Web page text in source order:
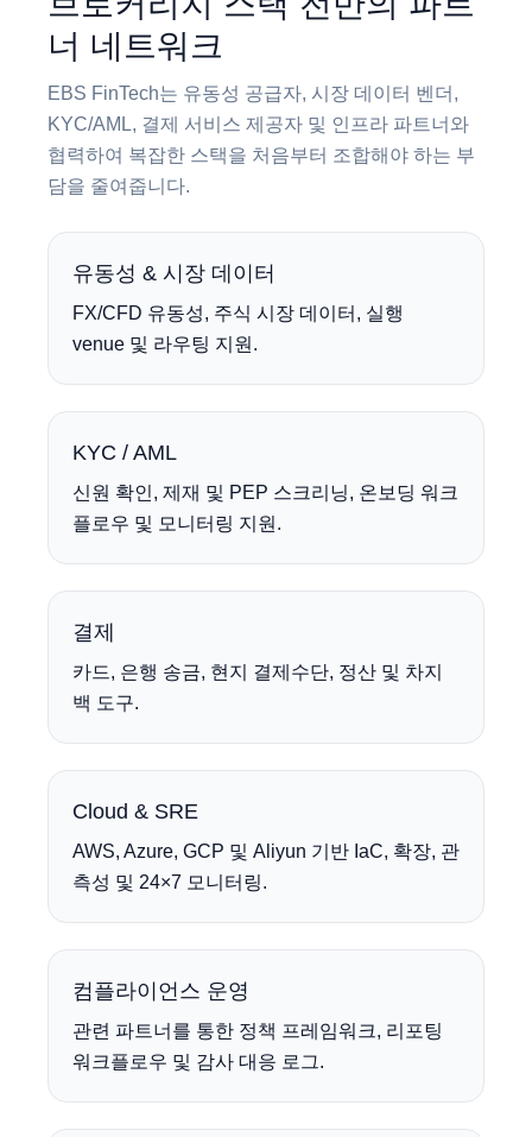
너 네트워크
EBS FinTech는 유동성 공급자, 시장 데이터 벤더,
KYC/AML, 결제 서비스 제공자 및 인프라 파트너와
협력하여 복잡한 스택을 처음부터 조합해야 하는 부
담을 줄여줍니다.
유동성 & 시장 데이터
FX/CFD 유동성, 주식 시장 데이터, 실행
venue 및 라우팅 지원.
KYC / AML
신원 확인, 제재 및 PEP 스크리닝, 온보딩 워크
플로우 및 모니터링 지원.
결제
카드, 은행 송금, 현지 결제수단, 정산 및 차지
백 도구.
Cloud & SRE
AWS, Azure, GCP 및 Aliyun 기반 IaC, 확장, 관
측성 및 24×7 모니터링.
컴플라이언스 운영
관련 파트너를 통한 정책 프레임워크, 리포팅
워크플로우 및 감사 대응 로그.